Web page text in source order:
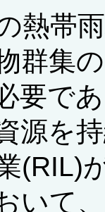
熱帯
群集
要で
源を
(RIL)
いて